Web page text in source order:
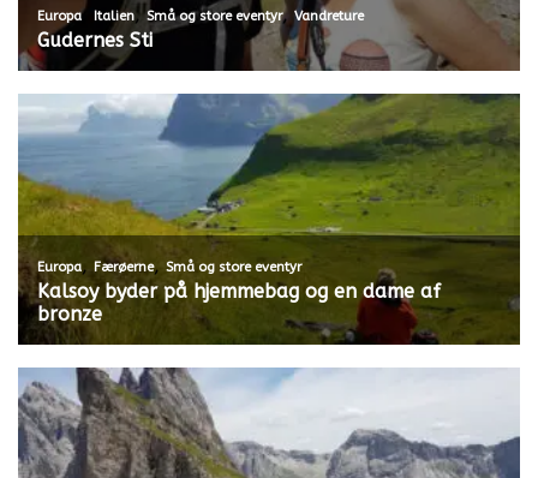
Europa, Italien,Små og store eventyr, Vandreture
Gudernes Sti
Europa, Færøerne, Små og store eventyr
Kalsoy byder på hjemmebag og en dame af
bronze